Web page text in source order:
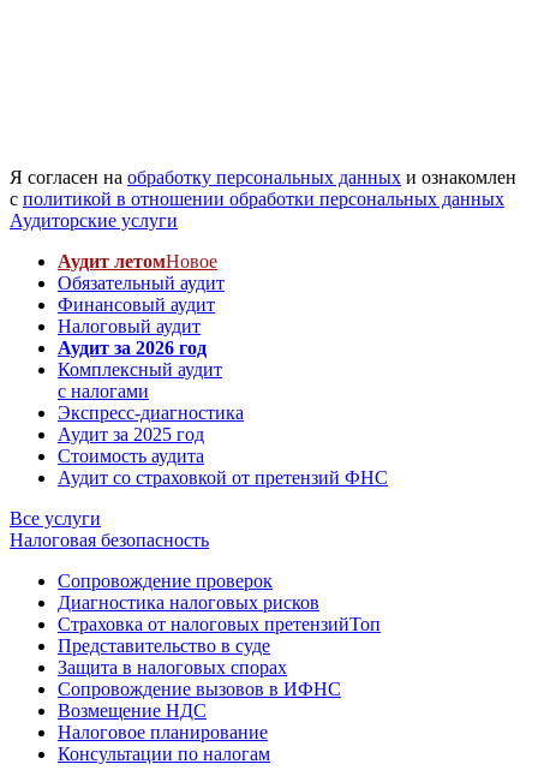
Я согласен на обработку персональных данных и ознакомлен
с политикой в отношении обработки персональных данных
Аудиторские услуги
Аудит летомНовое
Обязательный аудит
Финансовый аудит
Налоговый аудит
Аудит за 2026 год
Комплексный аудит
с налогами
Экспресс-диагностика
Аудит за 2025 год
Стоимость аудита
Аудит со страховкой от претензий ФНС
Все услуги
Налоговая безопасность
Сопровождение проверок
Диагностика налоговых рисков
Страховка от налоговых претензийТоп
Представительство в суде
Защита в налоговых спорах
Сопровождение вызовов в ИФНС
Возмещение НДС
Налоговое планирование
Консультации по налогам